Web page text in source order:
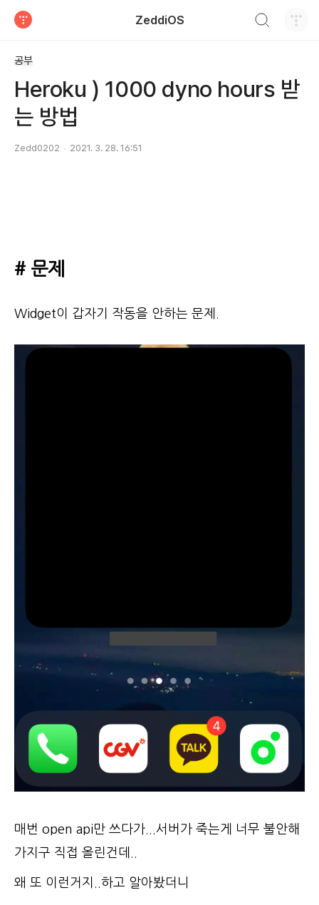
ZeddiOS
공부
Heroku ) 1000 dyno hours 받
는 방법
Zedd0202 2021. 3. 28. 16:51
# 문제
Widget이 갑자기 작동을 안하는 문제.
매번 open api만 쓰다가...서버가 죽는게 너무 불안해
가지구 직접 올린건데..
왜 또 이런거지..하고 알아봤더니